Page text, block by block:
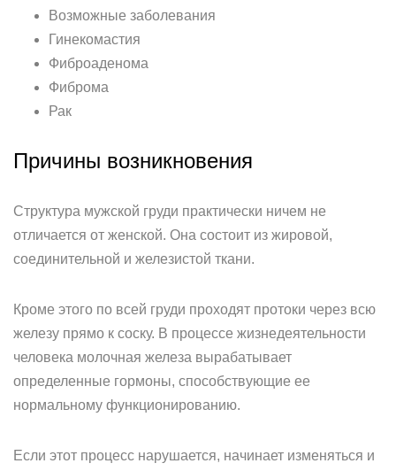
Возможные заболевания
Гинекомастия
Фиброаденома
Фиброма
Рак
Причины возникновения
Структура мужской груди практически ничем не
отличается от женской. Она состоит из жировой,
соединительной и железистой ткани.
Кроме этого по всей груди проходят протоки через всю
железу прямо к соску. В процессе жизнедеятельности
человека молочная железа вырабатывает
определенные гормоны, способствующие ее
нормальному функционированию.
Если этот процесс нарушается, начинает изменяться и